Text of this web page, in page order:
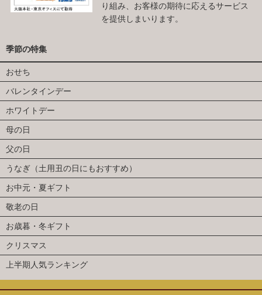
り組み、お客様の期待に応えるサービス
を提供しまいります。
季節の特集
おせち
バレンタインデー
ホワイトデー
母の日
父の日
うなぎ（土用丑の日にもおすすめ）
お中元・夏ギフト
敬老の日
お歳暮・冬ギフト
クリスマス
上半期人気ランキング